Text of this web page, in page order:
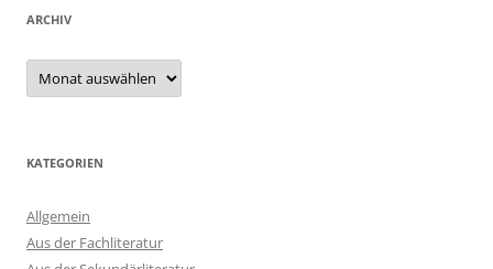
ARCHIV
Archiv
KATEGORIEN
Allgemein
Aus der Fachliteratur